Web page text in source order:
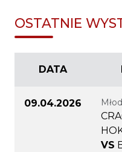
OSTATNIE
DATA
09.04.2026
VS